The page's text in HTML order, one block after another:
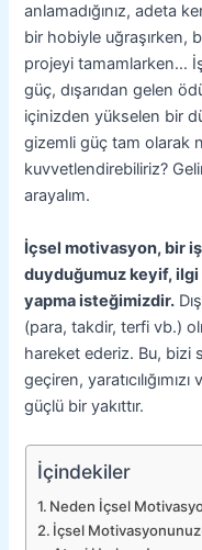
anlamadığınız, adeta
bir hobiyle uğraşırken,
projeyi tamamlarken…
güç, dışarıdan gelen
içinizden yükselen bir
gizemli güç tam olarak
kuvvetlendirebiliriz?
arayalım.
İçsel motivasyon, bir
duyduğumuz keyif,
yapma isteğimizdir.
(para, takdir, terfi vb.)
hareket ederiz. Bu, bizi
geçiren,
güçlü bir yakıttır.
İçindekiler
Neden İçsel
İçsel